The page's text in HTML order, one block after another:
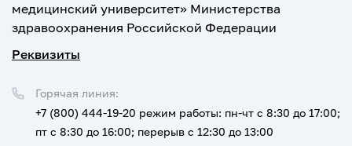
медицинский университет» Министерства
здравоохранения Российской Федерации
Реквизиты
Горячая линия:
+7 (800) 444-19-20 режим работы: пн-чт с 8:30 до 17:00;
пт с 8:30 до 16:00; перерыв с 12:30 до 13:00